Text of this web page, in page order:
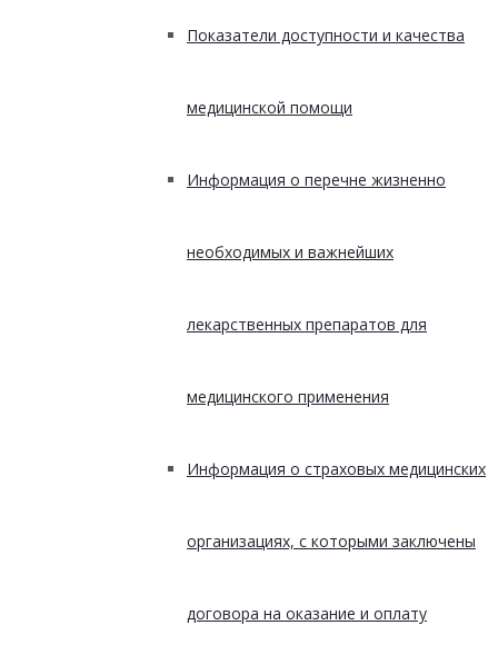
Показатели доступности и качества
медицинской помощи
Информация о перечне жизненно
необходимых и важнейших
лекарственных препаратов для
медицинского применения
Информация о страховых медицинских
организациях, с которыми заключены
договора на оказание и оплату